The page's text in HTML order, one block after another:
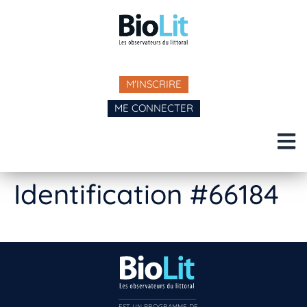
M'INSCRIRE
ME CONNECTER
Identification #66184